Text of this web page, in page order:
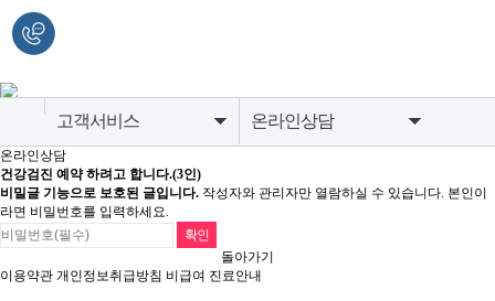
고객서비스
병원소개
종합건강검진센터
온라인상담
검진유의사항
온라인상담
건강검진 예약 하려고 합니다.(3인)
비밀글 기능으로 보호된 글입니다. 작성자와 관리자만 열람하실 수 있습니다. 본인이
라면 비밀번호를 입력하세요.
돌아가기
이용약관 개인정보취급방침 비급여 진료안내